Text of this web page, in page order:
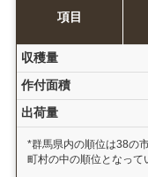
項目
収穫量
作付面積
出荷量
*群馬県内の順位は38の
町村の中の順位となって